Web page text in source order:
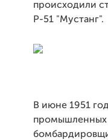
происходили
Р-51 "Мустанг".
В июне 1951
промышленных